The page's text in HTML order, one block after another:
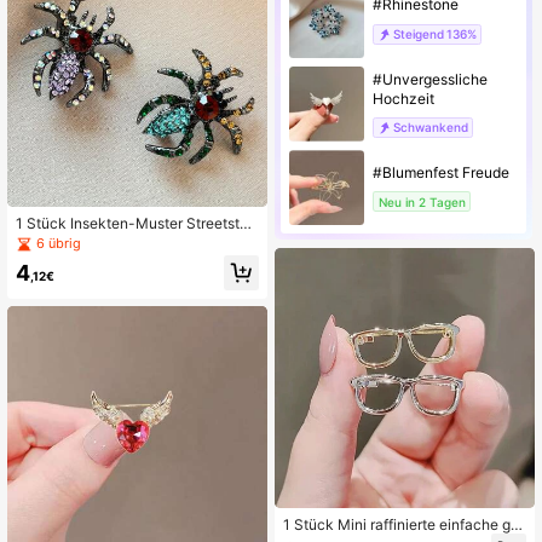
1 Stück Insekten-Muster Streetstyl
e Zinklegierung Spinnen-Brosche T
ier-Brosche geeignet für Frühling S
ommer Herbst Winter Alltag-Outfit
6 übrig
4,12€
#Rhinestone
Steigend 136%
#Unvergessliche
Hochzeit
Schwankend
#Blumenfest Freude
Neu in 2 Tagen
1 Stück Mini raffinierte einfache glä